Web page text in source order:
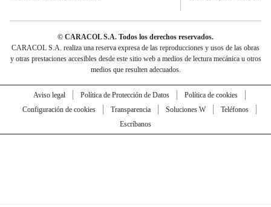
© CARACOL S.A. Todos los derechos reservados.
CARACOL S.A. realiza una reserva expresa de las reproducciones y usos de las obras
y otras prestaciones accesibles desde este sitio web a medios de lectura mecánica u otros
medios que resulten adecuados.
Aviso legal Política de Protección de Datos
Política de cookies
Configuración de cookies
Transparencia Soluciones W
Teléfonos
Escríbanos